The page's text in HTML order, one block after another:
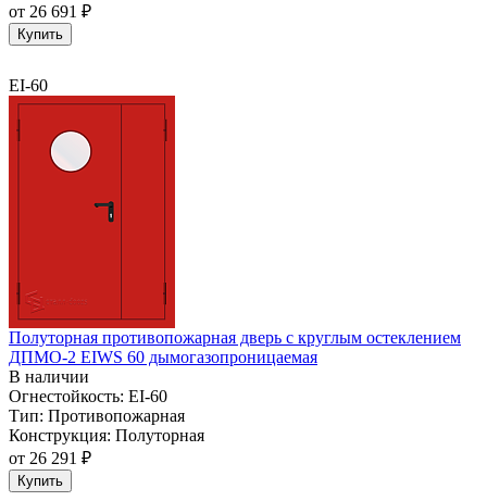
от 26 691 ₽
Купить
EI-60
Полуторная противопожарная дверь с круглым остеклением
ДПМО-2 EIWS 60 дымогазопроницаемая
В наличии
Огнестойкость: EI-60
Тип: Противопожарная
Конструкция: Полуторная
от 26 291 ₽
Купить